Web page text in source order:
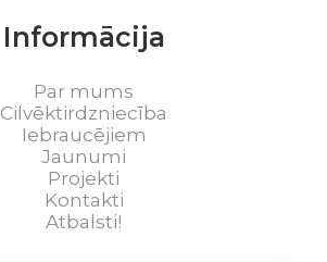
Informācija
Par mums
Cilvēktirdzniecība
Iebraucējiem
Jaunumi
Projekti
Kontakti
Atbalsti!